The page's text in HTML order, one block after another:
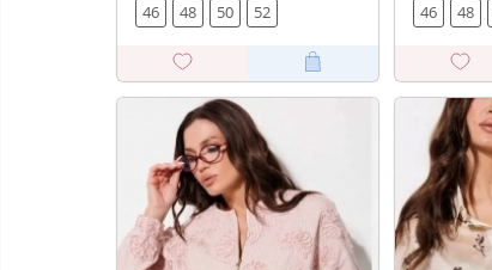
46
48 50 52
46
48